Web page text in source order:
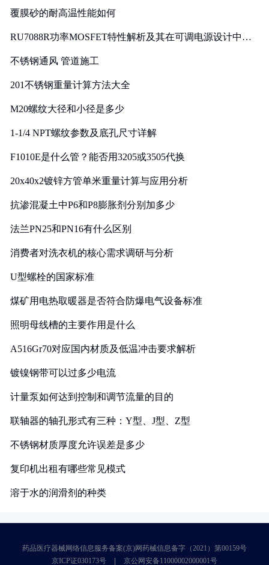
覆膜砂的耐高温性能如何
RU7088R功率MOSFET特性解析及其在可调电源设计中的
不锈钢通风 管道施工
201不锈钢重量计算方法大全
M20螺纹大径和小径是多少
1-1/4 NPT螺纹参数及底孔尺寸详解
F1010E是什么管？能否用3205或3505代换
20x40x2镀锌方管单米重量计算与应用分析
抗渗混凝土中P6和P8膨胀剂分别加多少
法兰PN25和PN16有什么区别
消费者对洗衣机的核心需求调研与分析
U型螺栓的国家标准
煤矿用电热取暖器是否符合防爆电气设备标准
照明母线槽的主要作用是什么
A516Gr70对应国内材质及低温冲击要求解析
镀镍钢带可以过多少电流
计量泵如何达到控制和调节流量的目的
联轴器的轴孔形式有三种：Y型、J型、Z型
不锈钢材质厚度允许误差是多少
复印机出租有哪些常见模式
溶于水的润滑剂的种类
药品医疗器械网络信息服务备案(京)网药械信息备字（2021）第00159号
京ICP证030173号
京公网安备11000002000001号